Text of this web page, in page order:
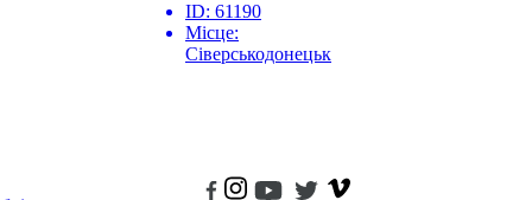
ID: 61190
Місце:
Сіверськодонецьк